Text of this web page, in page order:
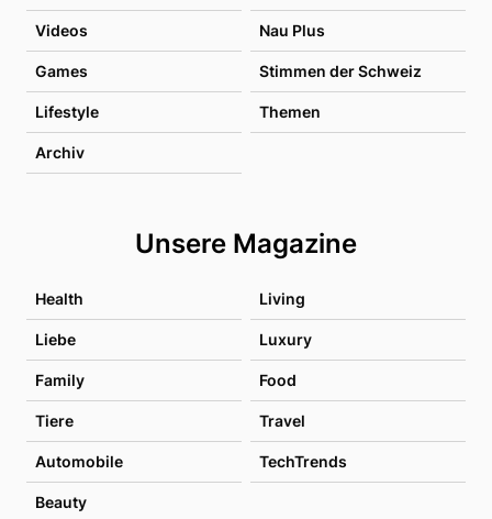
Videos Nau Plus
Games Stimmen der Schweiz
Lifestyle Themen
Archiv
Unsere Magazine
Health Living
Liebe Luxury
Family Food
Tiere Travel
Automobile TechTrends
Beauty